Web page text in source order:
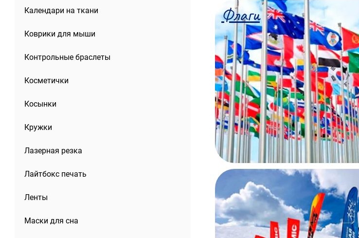
Календари на ткани
Коврики для мыши
Контрольные браслеты
Косметички
Косынки
Кружки
Лазерная резка
Лайтбокс печать
Ленты
Маски для сна
Флаги